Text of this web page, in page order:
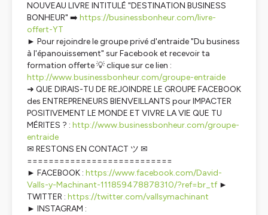
NOUVEAU LIVRE INTITULÉ "DESTINATION BUSINESS
BONHEUR" ➡️ https://businessbonheur.com/livre-
offert-YT
► Pour rejoindre le groupe privé d'entraide "Du business
à l'épanouissement" sur Facebook et recevoir ta
formation offerte 💡 clique sur ce lien :
http://www.businessbonheur.com/groupe-entraide
➜ QUE DIRAIS-TU DE REJOINDRE LE GROUPE FACEBOOK
des ENTREPRENEURS BIENVEILLANTS pour IMPACTER
POSITIVEMENT LE MONDE ET VIVRE LA VIE QUE TU
MÉRITES ? : http://www.businessbonheur.com/groupe-
entraide
✉ RESTONS EN CONTACT ツ ✉
===========================
► FACEBOOK : https://www.facebook.com/David-
Valls-y-Machinant-111859478878310/?ref=br_tf ►
TWITTER : https://twitter.com/vallsymachinant
► INSTAGRAM :